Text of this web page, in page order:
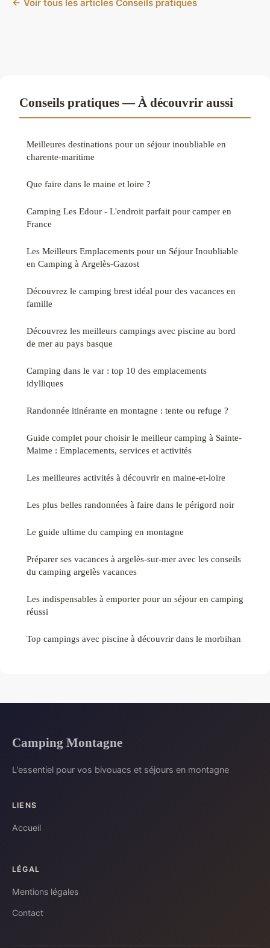
← Voir tous les articles Conseils pratiques
Conseils pratiques — À découvrir aussi
Meilleures destinations pour un séjour inoubliable en
charente-maritime
Que faire dans le maine et loire ?
Camping Les Edour - L'endroit parfait pour camper en
France
Les Meilleurs Emplacements pour un Séjour Inoubliable
en Camping à Argelès-Gazost
Découvrez le camping brest idéal pour des vacances en
famille
Découvrez les meilleurs campings avec piscine au bord
de mer au pays basque
Camping dans le var : top 10 des emplacements
idylliques
Randonnée itinérante en montagne : tente ou refuge ?
Guide complet pour choisir le meilleur camping à Sainte-
Maime : Emplacements, services et activités
Les meilleures activités à découvrir en maine-et-loire
Les plus belles randonnées à faire dans le périgord noir
Le guide ultime du camping en montagne
Préparer ses vacances à argelès-sur-mer avec les conseils
du camping argelès vacances
Les indispensables à emporter pour un séjour en camping
réussi
Top campings avec piscine à découvrir dans le morbihan
Camping Montagne
L'essentiel pour vos bivouacs et séjours en montagne
LIENS
Accueil
LÉGAL
Mentions légales
Contact